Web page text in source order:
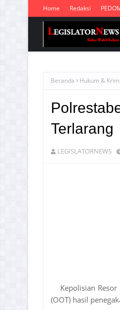
Home Redaksi
Beranda Hukum &
Terlarang
LEGISLATORNEWS
Kepolisian
(OOT) hasil